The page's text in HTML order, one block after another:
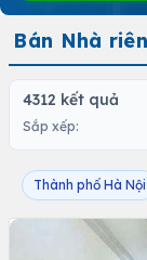
Bán Nhà
4312 kết quả
Sắp xếp:
Thành phố Hà Nội